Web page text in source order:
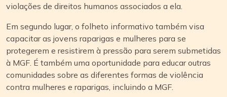
violações de direitos humanos associados a ela.
Em segundo lugar, o folheto informativo também visa
capacitar as jovens raparigas e mulheres para se
protegerem e resistirem à pressão para serem submetidas
à MGF. É também uma oportunidade para educar outras
comunidades sobre as diferentes formas de violência
contra mulheres e raparigas, incluindo a MGF.